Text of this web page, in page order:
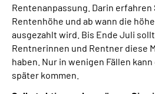
Rentenanpassung. Darin erfahren
Rentenhöhe und ab wann die
ausgezahlt wird. Bis Ende Juli
Rentnerinnen und Rentner diese
haben. Nur in wenigen Fällen
später kommen.